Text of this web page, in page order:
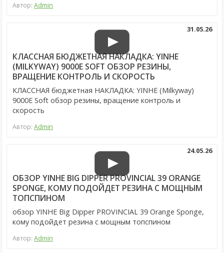
Автор: Admin
КЛАССНАЯ БЮДЖЕТНАЯ НАКЛАДКА: YINHE
(MILKYWAY) 9000E SOFT ОБЗОР РЕЗИНЫ,
ВРАЩЕНИЕ КОНТРОЛЬ И СКОРОСТЬ
31.05.26
КЛАССНАЯ бюджетная НАКЛАДКА: YINHE (Milkyway)
9000E Soft обзор резины, вращение контроль и
скорость
Автор: Admin
ОБЗОР YINHE BIG DIPPER PROVINCIAL 39 ORANGE
SPONGE, КОМУ ПОДОЙДЕТ РЕЗИНА С МОЩНЫМ
ТОПСПИНОМ
24.05.26
обзор YINHE Big Dipper PROVINCIAL 39 Orange Sponge,
кому подойдет резина с мощным топспином
Автор: Admin